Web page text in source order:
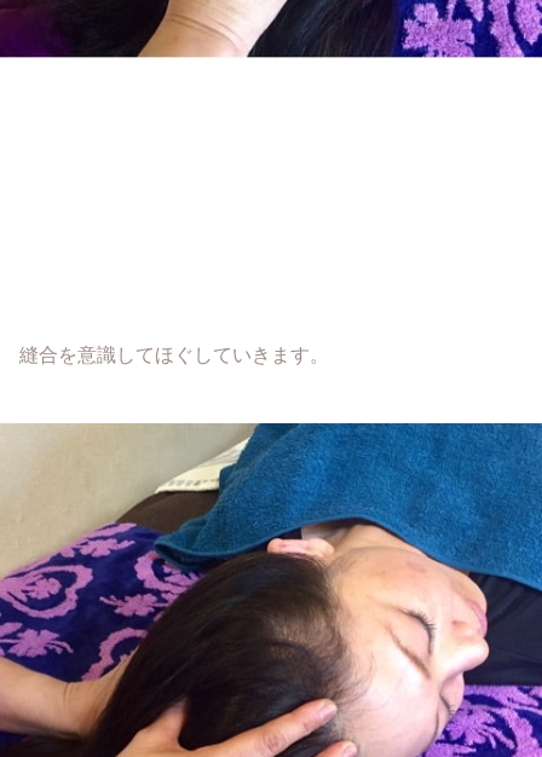
縫合を意識してほぐしていきます。